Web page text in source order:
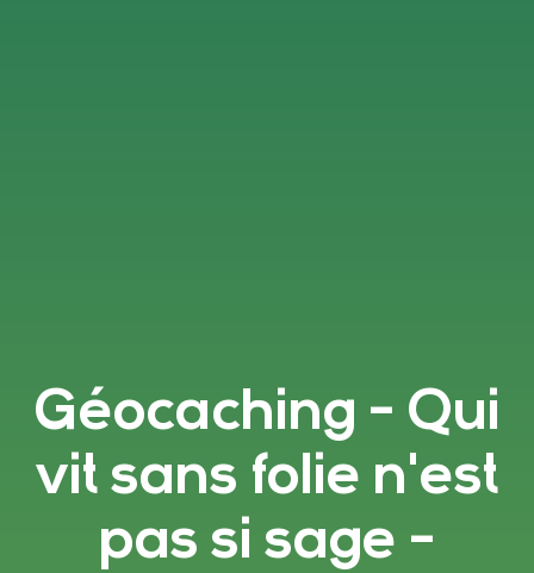
Géocaching - Qui
vit sans folie n'est
pas si sage -